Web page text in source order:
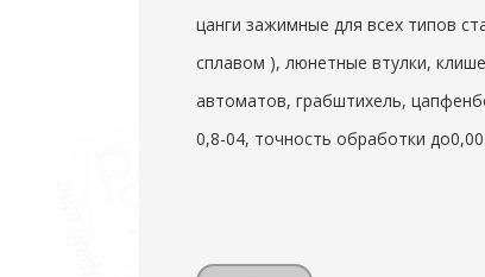
цанги зажимные для всех типов
сплавом ), люнетные втулки,
автоматов, грабштихель,
0,8-04, точность обработки